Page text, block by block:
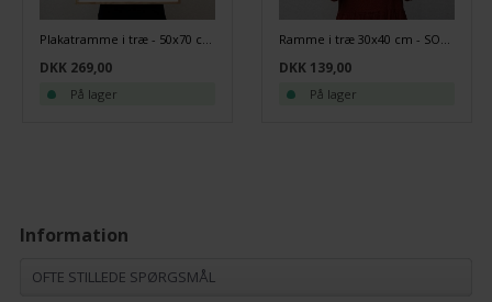
Plakatramme i træ - 50x70 cm - Egetræ
DKK 269,00
På lager
Ramme i træ 30x40 cm - SORT
DKK 139,00
På lager
Information
OFTE STILLEDE SPØRGSMÅL